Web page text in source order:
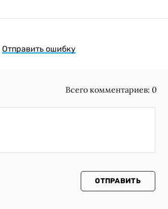
Отправить ошибку
Всего комментариев: 0
ОТПРАВИТЬ